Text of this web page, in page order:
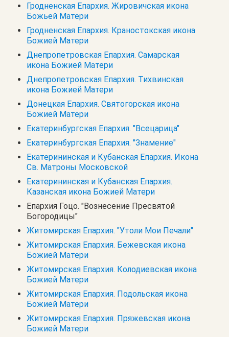
Гродненская Епархия. Жировичская икона
Божьей Матери
Гродненская Епархия. Краностокская икона
Божией Матери
Днепропетровская Епархия. Самарская
икона Божией Матери
Днепропетровская Епархия. Тихвинская
икона Божией Матери
Донецкая Епархия. Святогорская икона
Божией Матери
Екатеринбургская Епархия. "Всецарица"
Екатеринбургская Епархия. "Знамение"
Екатерининская и Кубанская Епархия. Икона
Св. Матроны Московской
Екатерининская и Кубанская Епархия.
Казанская икона Божией Матери
Епархия Гоцо. "Вознесение Пресвятой
Богородицы"
Житомирская Епархия. "Утоли Мои Печали"
Житомирская Епархия. Бежевская икона
Божией Матери
Житомирская Епархия. Колодиевская икона
Божией Матери
Житомирская Епархия. Подольская икона
Божией Матери
Житомирская Епархия. Пряжевская икона
Божией Матери